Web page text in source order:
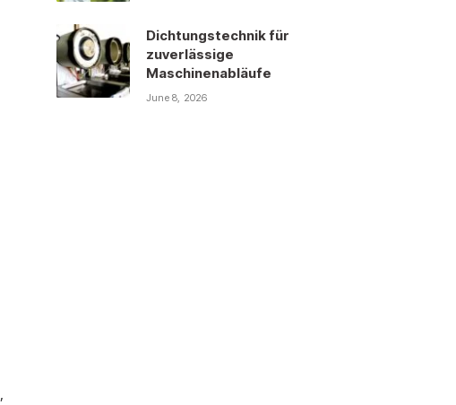
Dichtungstechnik für
zuverlässige
Maschinenabläufe
June 8, 2026